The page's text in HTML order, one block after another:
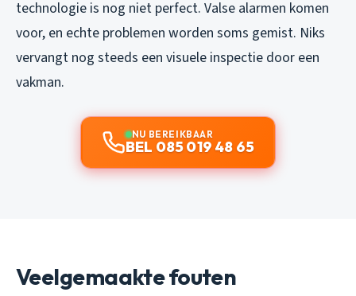
technologie is nog niet perfect. Valse alarmen komen
voor, en echte problemen worden soms gemist. Niks
vervangt nog steeds een visuele inspectie door een
vakman.
NU BEREIKBAAR
BEL 085 019 48 65
Veelgemaakte fouten